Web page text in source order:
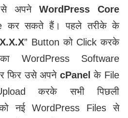
से अपने WordPress Core
कर सकते हैं। पहले तरीके के
” Button को Click करके
WordPress Software
फिर उसे अपने cPanel के File
करके सभी पिछली
नई WordPress Files से